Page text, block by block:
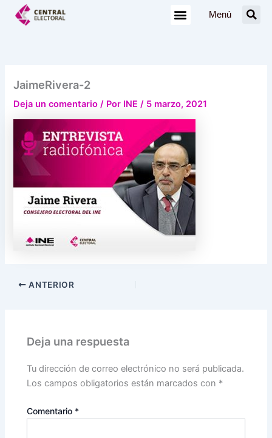
Menú
JaimeRivera-2
Deja un comentario / Por INE/ 5 marzo, 2021
ANTERIOR
Deja una respuesta
Tu dirección de correo electrónico no será publicada.
Los campos obligatorios están marcados con *
Comentario *